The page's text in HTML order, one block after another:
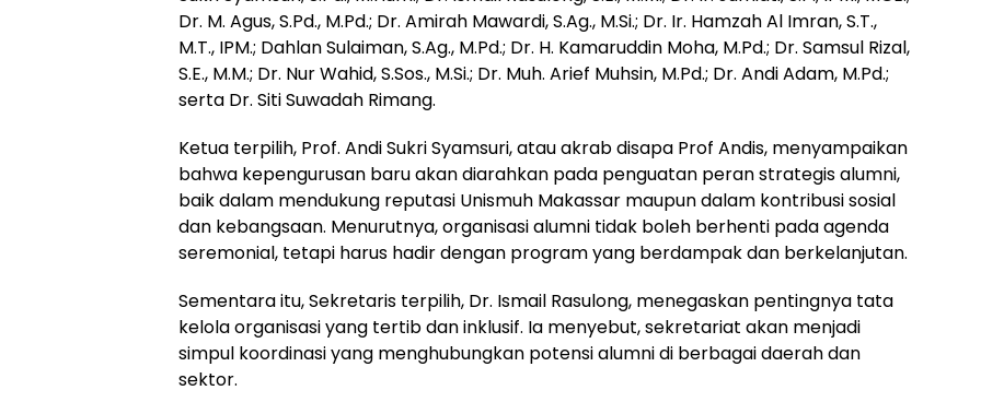
Dr. M. Agus, S.Pd., M.Pd.; Dr. Amirah Mawardi, S.Ag., M.Si.; Dr. Ir. Hamzah Al Imran, S.T.,
M.T., IPM.; Dahlan Sulaiman, S.Ag., M.Pd.; Dr. H. Kamaruddin Moha, M.Pd.; Dr. Samsul Rizal,
S.E., M.M.; Dr. Nur Wahid, S.Sos., M.Si.; Dr. Muh. Arief Muhsin, M.Pd.; Dr. Andi Adam, M.Pd.;
serta Dr. Siti Suwadah Rimang.
Ketua terpilih, Prof. Andi Sukri Syamsuri, atau akrab disapa Prof Andis, menyampaikan
bahwa kepengurusan baru akan diarahkan pada penguatan peran strategis alumni,
baik dalam mendukung reputasi Unismuh Makassar maupun dalam kontribusi sosial
dan kebangsaan. Menurutnya, organisasi alumni tidak boleh berhenti pada agenda
seremonial, tetapi harus hadir dengan program yang berdampak dan berkelanjutan.
Sementara itu, Sekretaris terpilih, Dr. Ismail Rasulong, menegaskan pentingnya tata
kelola organisasi yang tertib dan inklusif. Ia menyebut, sekretariat akan menjadi
simpul koordinasi yang menghubungkan potensi alumni di berbagai daerah dan
sektor.